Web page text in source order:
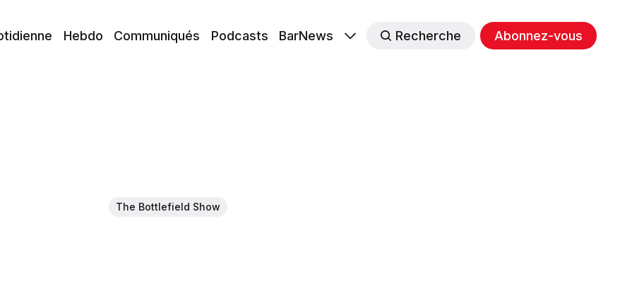
Hebdo Communiqués Podcasts BarNews Recherche Abonnez-vous
The Bottlefield Show